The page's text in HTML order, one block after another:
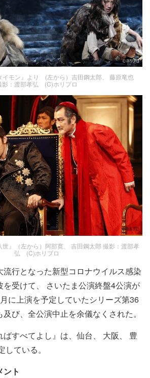
イモン』より (左から）吉田鋼太郎、 藤原竜也
影：渡部孝弘 (C)ホリプロ
』（左から）阿部寛、 吉田鋼太郎 撮影：渡部孝
弘 (C)ホリプロ
流行となった新型コロナウイルス感染
受けて、 さいたま公演終盤4公演が
に上演を予定していたシリーズ第36
び、全公演中止を余儀なくされた。
すべてよし』は、仙台、 大阪、 豊
ている。
ト